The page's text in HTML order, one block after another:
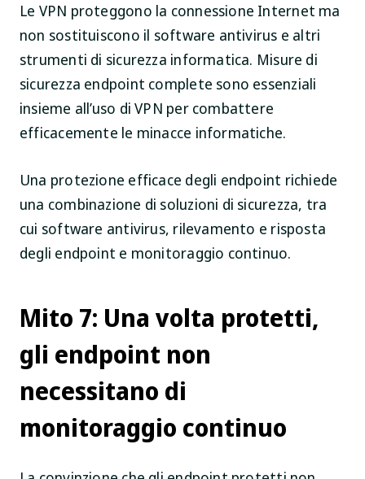
Le VPN proteggono la connessione Internet ma
non sostituiscono il software antivirus e altri
strumenti di sicurezza informatica. Misure di
sicurezza endpoint complete sono essenziali
insieme all’uso di VPN per combattere
efficacemente le minacce informatiche.
Una protezione efficace degli endpoint richiede
una combinazione di soluzioni di sicurezza, tra
cui software antivirus, rilevamento e risposta
degli endpoint e monitoraggio continuo.
Mito 7: Una volta protetti,
gli endpoint non
necessitano di
monitoraggio continuo